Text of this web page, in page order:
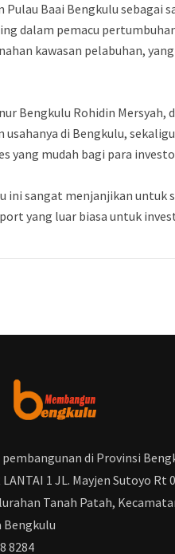
Pulau Baai Bengkulu sebagai
dalam pemacu
kawasan pelabuhan,
Bengkulu Rohidin
usahanya di Bengkulu,
yang mudah bagi para
ini sangat menjanjikan untuk
yang luar biasa untuk
di Provinsi
LANTAI 1 JL. Mayjen Sutoyo Rt
Tanah Patah,
Bengkulu
8284